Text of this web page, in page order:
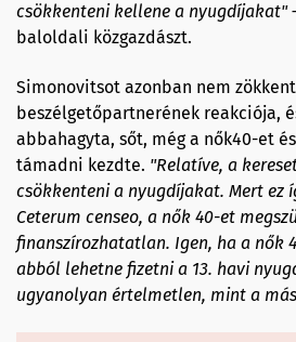
csökkenteni kellene a nyugdíjakat"
baloldali közgazdászt.
Simonovitsot azonban nem
beszélgetőpartnerének reakciója,
abbahagyta, sőt, még a nők40-et
támadni kezdte. "Relatíve, a
csökkentenia nyugdíjakat. Mert ez
Ceterum censeo, a nők 40-et
finanszírozhatatlan. Igen, ha a nők
abból lehetne fizetni a 13. havi
ugyanolyan értelmetlen, mint a